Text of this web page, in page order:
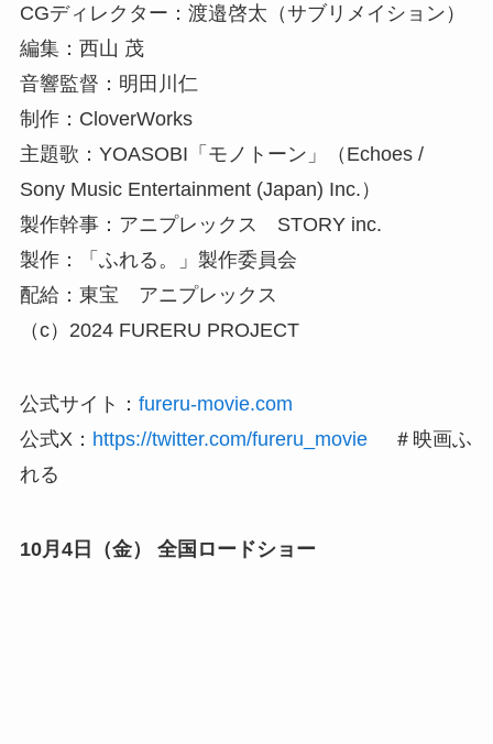
CGディレクター：渡邉啓太（サブリメイション）
編集：西山 茂
音響監督：明田川仁
制作：CloverWorks
主題歌：YOASOBI「モノトーン」（Echoes /
Sony Music Entertainment (Japan) Inc.）
製作幹事：アニプレックス STORY inc.
製作：「ふれる。」製作委員会
配給：東宝 アニプレックス
（c）2024 FURERU PROJECT
公式サイト： fureru-movie.com
公式X： https://twitter.com/fureru_movie＃映画ふ
れる
10月4日（金） 全国ロードショー